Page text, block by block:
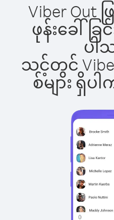
Viber Out
ဖုန်းခေါ်
ပါ
သင့်တွင်
စ်များ ရှိ